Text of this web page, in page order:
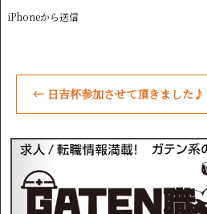
iPhoneから送信
← 日吉杯参加させて頂きました♪